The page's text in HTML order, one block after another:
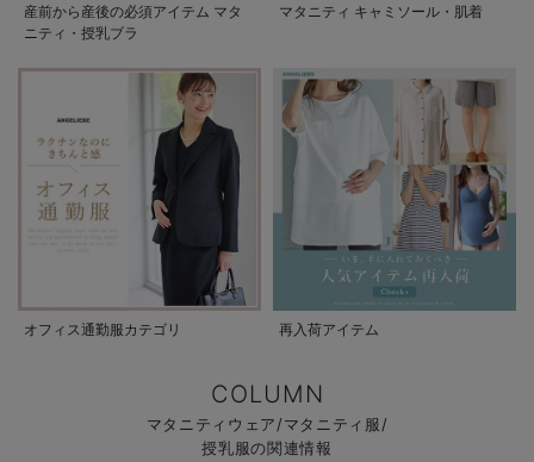
産前から産後の必須アイテム マタ
ニティ・授乳ブラ
マタニティ キャミソール・肌着
オフィス通勤服カテゴリ 再入荷アイテム
COLUMN
マタニティウェア/マタニティ服/
授乳服の関連情報